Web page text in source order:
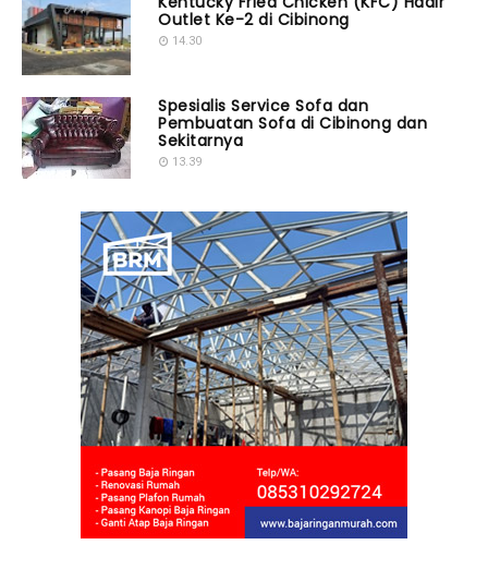
Outlet Ke-2 di Cibinong
14.30
Spesialis Service Sofa dan
Pembuatan Sofa di Cibinong dan
Sekitarnya
13.39